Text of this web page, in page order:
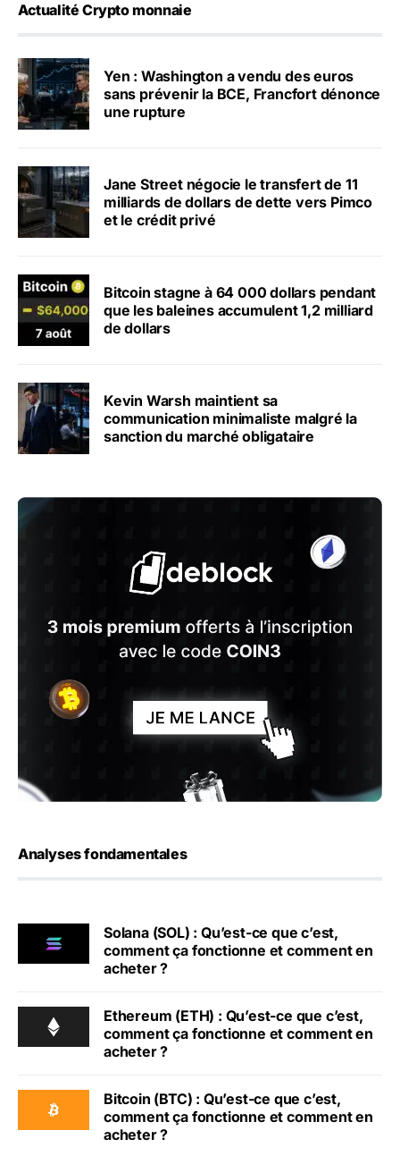
Actualité Crypto monnaie
Yen : Washington a vendu des euros
sans prévenir la BCE, Francfort dénonce
une rupture
Jane Street négocie le transfert de 11
milliards de dollars de dette vers Pimco
et le crédit privé
Bitcoin stagne à 64 000 dollars pendant
que les baleines accumulent 1,2 milliard
de dollars
Kevin Warsh maintient sa
communication minimaliste malgré la
sanction du marché obligataire
Analyses fondamentales
Solana (SOL) : Qu’est-ce que c’est,
comment ça fonctionne et comment en
acheter ?
Ethereum (ETH) : Qu’est-ce que c’est,
comment ça fonctionne et comment en
acheter ?
Bitcoin (BTC) : Qu’est-ce que c’est,
comment ça fonctionne et comment en
acheter ?